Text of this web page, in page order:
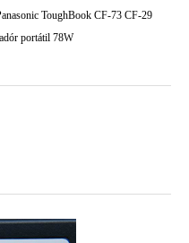
ToughBook CF-73 CF-29
portátil 78W